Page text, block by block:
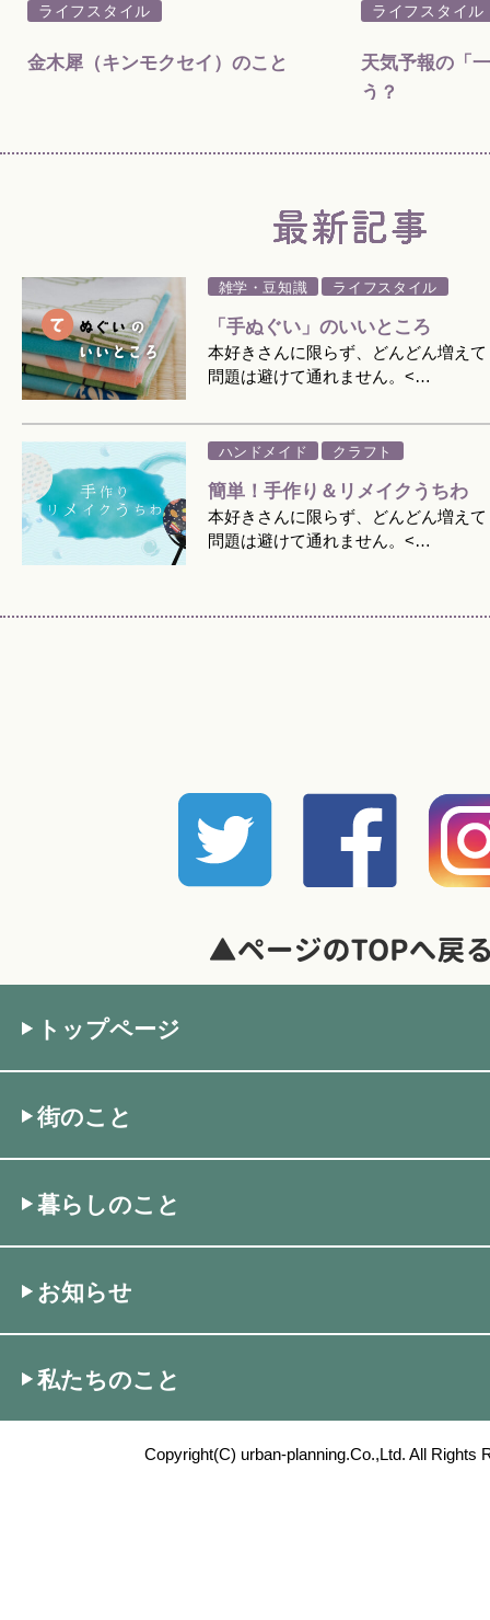
ライフスタイル
金木犀（キンモクセイ）のこと
ライフスタイル
天気予報の「
う？
雑学・豆知識 ライフスタイル
「手ぬぐい」のいいところ
本好きさんに限らず、どんどん増え
問題は避けて通れません。<…
ハンドメイド クラフト
簡単！手作り＆リメイクうちわ
本好きさんに限らず、どんどん増え
問題は避けて通れません。<…
トップページ
街のこと
暮らしのこと
お知らせ
私たちのこと
Copyright(C) urban-planning.Co.,Ltd. All Rights